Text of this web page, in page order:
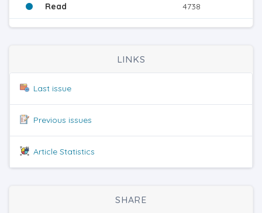
Read 4738
LINKS
Last issue
Previous issues
Article Statistics
SHARE